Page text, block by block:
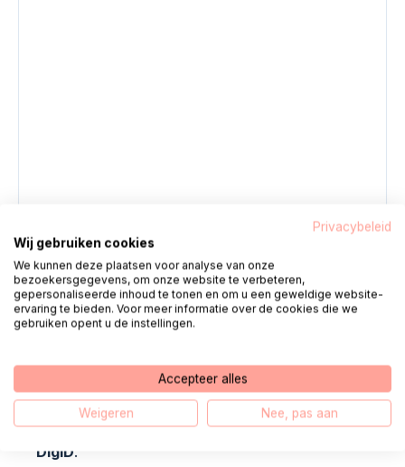
Agrandir
4.se connecter
Vul dekoppelcodein die u ziet in deApplication
DigiD.
Privacybeleid
Wij gebruiken cookies
We kunnen deze plaatsen voor analyse van onze
bezoekersgegevens, om onze website te verbeteren,
gepersonaliseerde inhoud te tonen en om u een geweldige website-
ervaring te bieden. Voor meer informatie over de cookies die we
gebruiken opent u de instellingen.
Accepteer alles
Weigeren Nee, pas aan